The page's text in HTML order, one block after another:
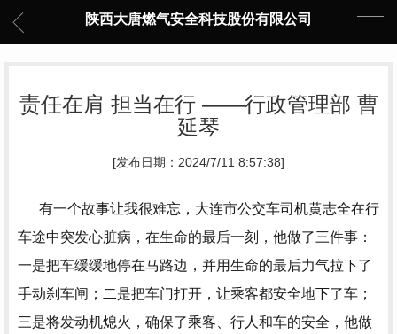
陕西大唐燃气安全科技股份有限公司
责任在肩 担当在行 ——行政管理部 曹
延琴
[发布日期：2024/7/11 8:57:38]
有一个故事让我很难忘，大连市公交车司机黄志全在行
车途中突发心脏病，在生命的最后一刻，他做了三件事：
一是把车缓缓地停在马路边，并用生命的最后力气拉下了
手动刹车闸；二是把车门打开，让乘客都安全地下了车；
三是将发动机熄火，确保了乘客、行人和车的安全，他做